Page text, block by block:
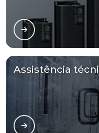
Assistência